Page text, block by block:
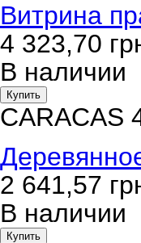
Витрина
4 323,70
В наличии
Купить
CARACAS
2 641,57
В наличии
Купить